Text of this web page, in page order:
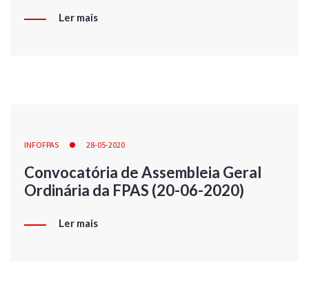
Ler mais
INFOFPAS 28-05-2020
Convocatória de Assembleia Geral
Ordinária da FPAS (20-06-2020)
Ler mais